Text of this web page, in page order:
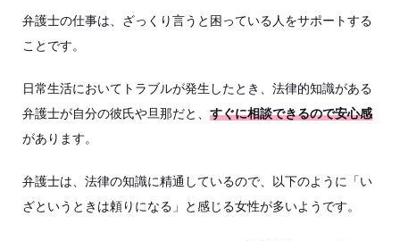
弁護士の仕事は、ざっくり言うと困っている人をサポートする
ことです。
日常生活においてトラブルが発生したとき、法律的知識がある
弁護士が自分の彼氏や旦那だと、 すぐに相談できるので安心感
があります。
弁護士は、法律の知識に精通しているので、以下のように「い
ざというときは頼りになる」と感じる女性が多いようです。